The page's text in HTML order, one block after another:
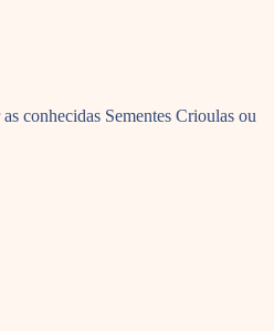
conhecidas Sementes Crioulas ou